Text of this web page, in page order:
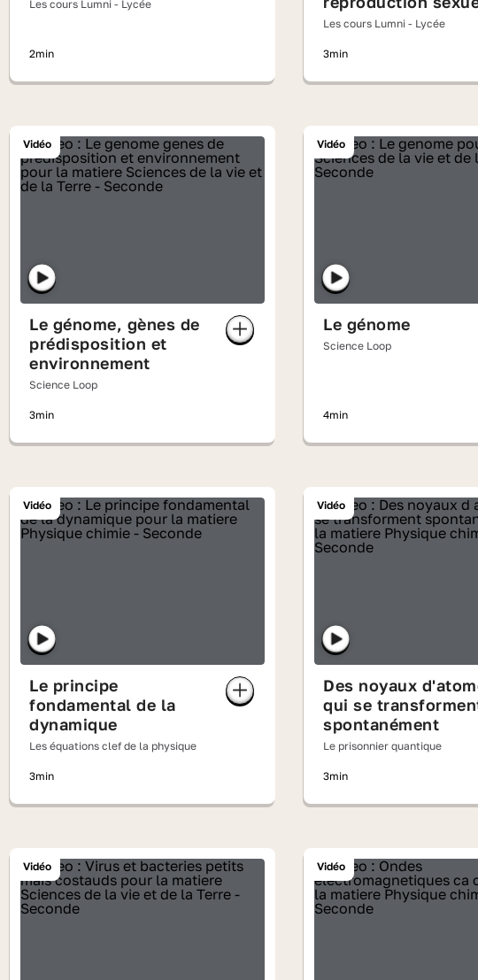
Les cours Lumni - Lycée
2min
Les cours Lumni - Lycée
3min
Vidéo
Le génome, gènes de
prédisposition et
environnement
Science Loop
3min
Vidéo
Le génome
Science Loop
4min
Vidéo
Le principe
fondamental de la
dynamique
Les équations clef de la physique
3min
Vidéo
Des noyaux
qui se
spontanément
Le prisonnier quantique
3min
Vidéo Vidéo